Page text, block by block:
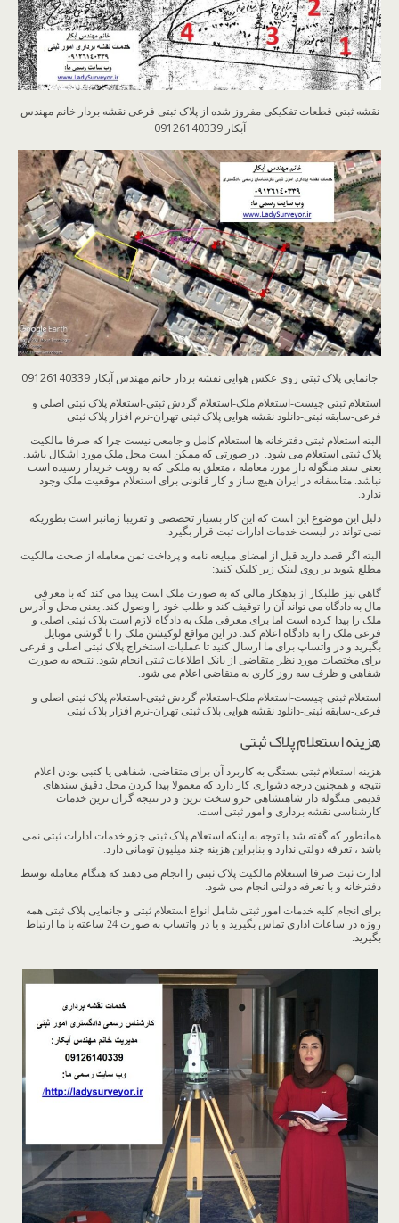
نقشه ثبتی قطعات تفکیکی مفروز شده از پلاک ثبتی فرعی نقشه بردار خانم مهندس
آبکار 09126140339
جانمایی پلاک ثبتی روی عکس هوایی نقشه بردار خانم مهندس آبکار 09126140339
استعلام ثبتی چیست-استعلام ملک-استعلام گردش ثبتی-استعلام پلاک ثبتی اصلی و
فرعی-سابقه ثبتی-دانلود نقشه هوایی پلاک ثبتی تهران-نرم افزار پلاک ثبتی
البته استعلام ثبتی دفترخانه ها استعلام کامل و جامعی نیست چرا که صرفا مالکیت
پلاک ثبتی استعلام می شود. در صورتی که ممکن است محل ملک مورد اشکال باشد.
یعنی سند منگوله دار مورد معامله ، متعلق به ملکی که به رویت خریدار رسیده است
نباشد. متاسفانه در ایران هیچ ساز و کار قانونی برای استعلام موقعیت ملک وجود
ندارد.
دلیل این موضوع این است که این کار بسیار تخصصی و تقریبا زمانبر است بطوریکه
نمی تواند در لیست خدمات ادارات ثبت قرار بگیرد.
البته اگر قصد دارید قبل از امضای مبایعه نامه و پرداخت ثمن معامله از صحت مالکیت
مطلع شوید بر روی لینک زیر کلیک کنید:
گاهی نیز طلبکار از بدهکار مالی که به صورت ملک است پیدا می کند که با معرفی
مال به دادگاه می تواند آن را توقیف کند و طلب خود را وصول کند. یعنی محل و آدرس
ملک را پیدا کرده است اما برای معرفی ملک به دادگاه لازم است پلاک ثبتی اصلی و
فرعی ملک را به دادگاه اعلام کند. در این مواقع لوکیشن ملک را با گوشی موبایل
بگیرید و در واتساپ برای ما ارسال کنید تا عملیات استخراج پلاک ثبتی اصلی و فرعی
برای مختصات مورد نظر متقاضی از بانک اطلاعات ثبتی انجام شود. نتیجه به صورت
شفاهی و ظرف سه روز کاری به متقاضی اعلام می شود.
استعلام ثبتی چیست-استعلام ملک-استعلام گردش ثبتی-استعلام پلاک ثبتی اصلی و
فرعی-سابقه ثبتی-دانلود نقشه هوایی پلاک ثبتی تهران-نرم افزار پلاک ثبتی
هزینه استعلام پلاک ثبتی
هزینه استعلام ثبتی بستگی به کاربرد آن برای متقاضی، شفاهی یا کتبی بودن اعلام
نتیجه و همچنین درجه دشواری کار دارد که معمولا پیدا کردن محل دقیق سندهای
قدیمی منگوله دار شاهنشاهی جزو سخت ترین و در نتیجه گران ترین خدمات
کارشناسی نقشه برداری و امور ثبتی است.
همانطور که گفته شد با توجه به اینکه استعلام پلاک ثبتی جزو خدمات ادارات ثبتی نمی
باشد ، تعرفه دولتی ندارد و بنابراین هزینه چند میلیون تومانی دارد.
ادارت ثبت صرفا استعلام مالکیت پلاک ثبتی را انجام می دهند که هنگام معامله توسط
دفترخانه و با تعرفه دولتی انجام می شود.
برای انجام کلیه خدمات امور ثبتی شامل انواع استعلام ثبتی و جانمایی پلاک ثبتی همه
روزه در ساعات اداری تماس بگیرید و یا در واتساپ به صورت 24 ساعته با ما ارتباط
بگیرید.